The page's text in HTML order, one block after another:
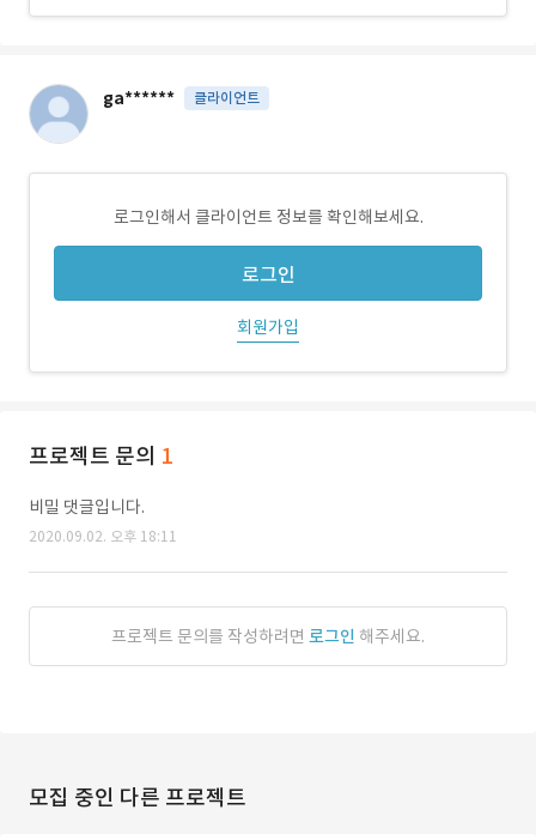
ga****** 클라이언트
로그인해서 클라이언트 정보를 확인해보세요.
로그인
회원가입
프로젝트 문의 1
비밀 댓글입니다.
2020.09.02. 오후 18:11
프로젝트 문의를 작성하려면 로그인 해주세요.
모집 중인 다른 프로젝트